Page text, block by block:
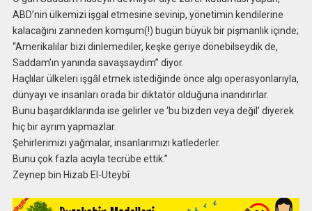
ABD’nin ülkemizi işgal etmesine sevinip, yönetimin kendilerine
kalacağını zanneden komşum(!) bugün büyük bir pişmanlık içinde;
‘‘Amerikalılar bizi dinlemediler, keşke geriye dönebilseydik de,
Saddam’ın yanında savaşsaydım’’ diyor.
Haçlılar ülkeleri işgâl etmek istediğinde önce algı operasyonlarıyla,
dünyayı ve insanları orada bir diktatör olduğuna inandırırlar.
Bunu başardıklarında ise gelirler ve ‘bu bizden veya değil’ diyerek
hiç bir ayrım yapmazlar.
Şehirlerimizi yağmalar, insanlarımızı katlederler.
Bunu çok fazla acıyla tecrübe ettik.’’
Zeynep bin Hizab El-Uteybî